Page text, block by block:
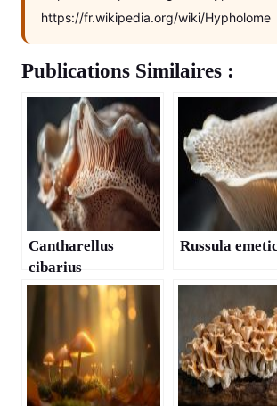
https://fr.wikipedia.org/wiki/Hypholome
Publications Similaires :
Cantharellus
cibarius
Russula